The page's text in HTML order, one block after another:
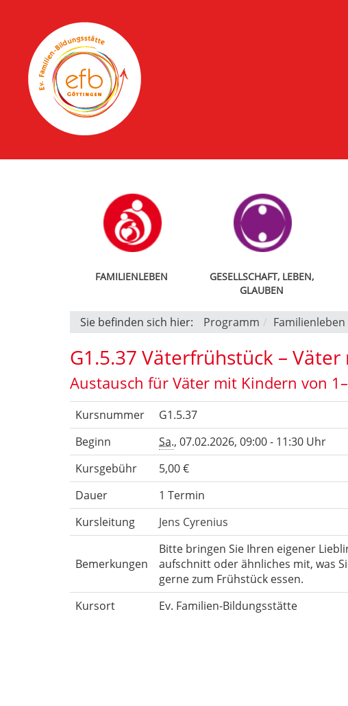
FAMILIENLEBEN
GESELLSCHAFT, LEBEN,
GLAUBEN
Sie befinden sich hier: Programm Familienleben
G1.5.37 Väterfrühstück –
Austausch für Väter mit Kindern von
Kursnummer
G1.5.37
Beginn
Sa., 07.02.2026, 09:00 - 11:30 Uhr
Kursgebühr
5,00 €
Dauer
1 Termin
Kursleitung
Jens Cyrenius
Bemerkungen
Bitte bringen Sie Ihren eigener
aufschnitt oder ähnliches mit, was
gerne zum Frühstück essen.
Kursort
Ev. Familien-Bildungsstätte